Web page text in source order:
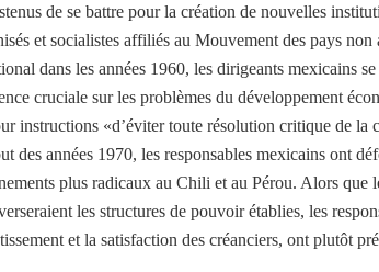
de se battre pour la création de nouvelles
et socialistes affiliés au Mouvement des pays
dans les années 1960, les dirigeants mexicains
cruciale sur les problèmes du développement
instructions «d’éviter toute résolution critique de
des années 1970, les responsables mexicains ont
plus radicaux au Chili et au Pérou. Alors
les structures de pouvoir établies, les
et la satisfaction des créanciers, ont plutôt